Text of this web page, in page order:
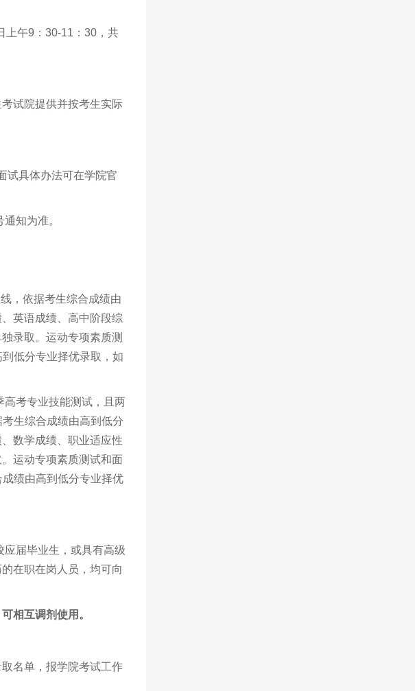
上午9：30-11：30，共
试院提供并按考生实际
试具体办法可在学院官
知为准。
，依据考生综合成绩由
英语成绩、高中阶段综
录取。运动专项素质测
低分专业择优录取，如
高考专业技能测试，且两
生综合成绩由高到低分
数学成绩、职业适应性
运动专项素质测试和面
绩由高到低分专业择优
届毕业生，或具有高级
在职在岗人员，均可向
相互调剂使用。
名单，报学院考试工作